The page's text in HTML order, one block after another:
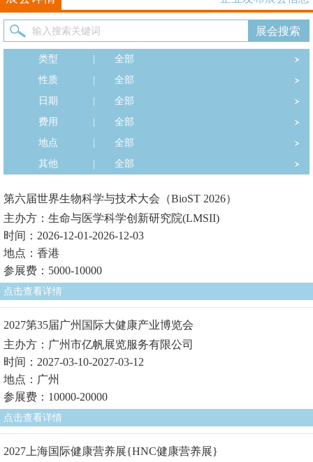
类型
全部
性质
全部
日期
全部
费用
全部
地点
全部
其他
全部
第六届世界生物科学与技术大会（BioST 2026）
主办方：生命与医学科学创新研究院(LMSII)
时间：2026-12-01-2026-12-03
地点：香港
参展费：5000-10000
点击查看详情
2027第35届广州国际大健康产业博览会
主办方：广州市亿帆展览服务有限公司
时间：2027-03-10-2027-03-12
地点：广州
参展费：10000-20000
点击查看详情
2027上海国际健康营养展{HNC健康营养展}